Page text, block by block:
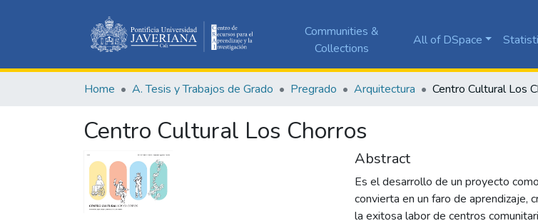
Communities &
Collections
All of DSpace
Home A. Tesis y Trabajos de Grado Pregrado Arquitectura Centro Cultural Los
Centro Cultural Los Chorros
Abstract
Es el desarrollo de un proyecto
convierta en un faro de aprendizaje,
la exitosa labor de centros